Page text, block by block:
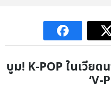
บูม! K-POPในเวียด
‘V-